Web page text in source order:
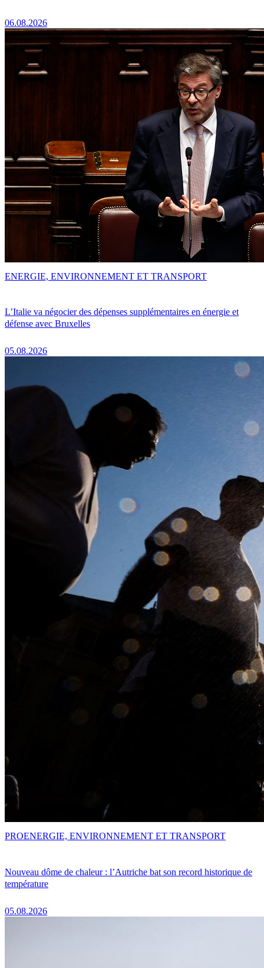
06.08.2026
L’Italie va négocier des dépenses supplémentaires en énergie et
défense avec Bruxelles
05.08.2026
ENERGIE, ENVIRONNEMENT ET TRANSPORT
Nouveau dôme de chaleur : l’Autriche bat son record historique de
température
05.08.2026
PROENERGIE, ENVIRONNEMENT ET TRANSPORT